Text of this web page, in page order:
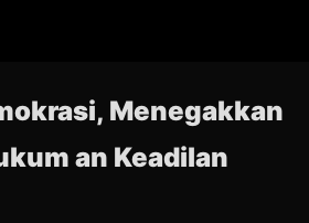
Menegakkan
an Keadilan